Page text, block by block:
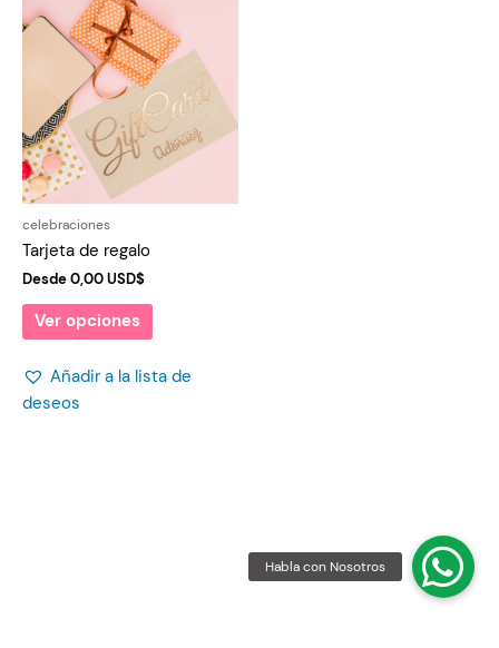
celebraciones
Tarjeta de regalo
Desde0,00USD$
Ver opciones
Añadir a la lista de
deseos